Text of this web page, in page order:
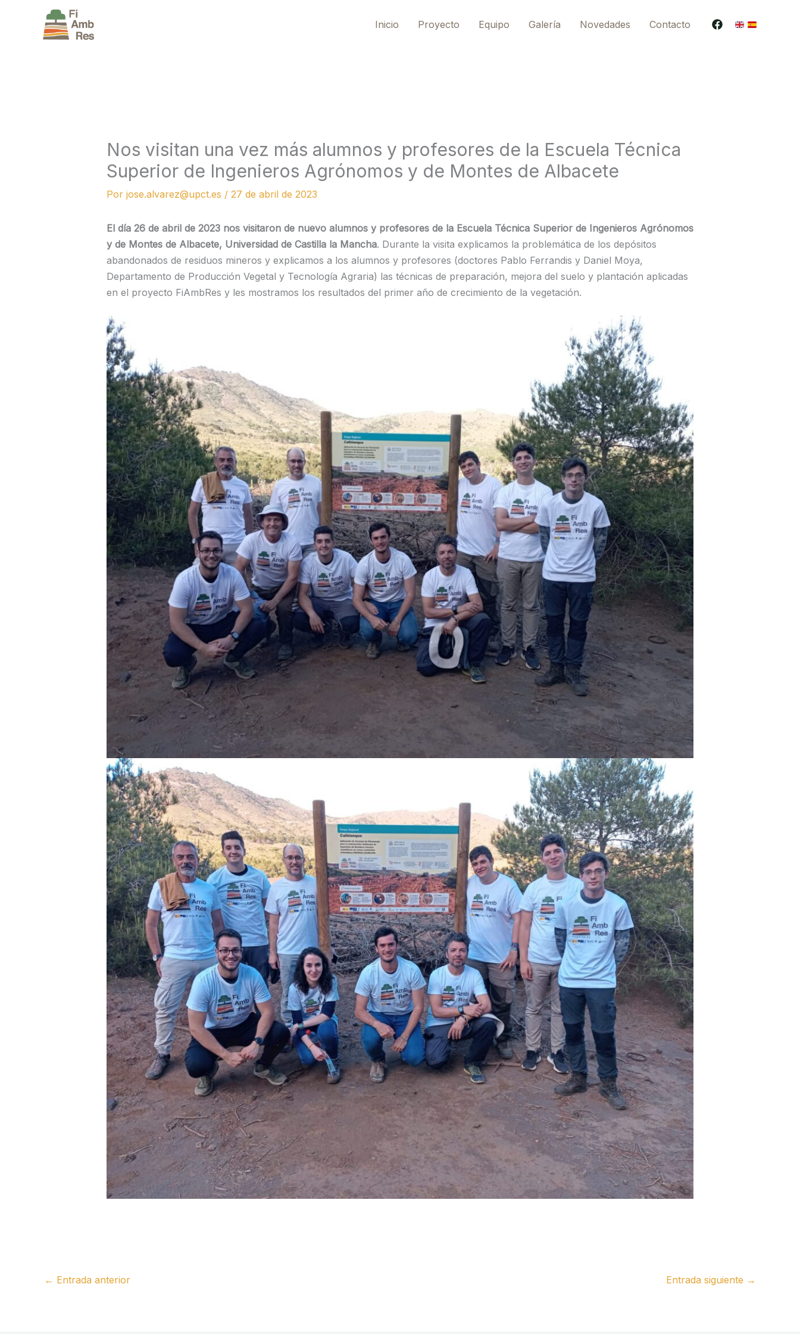
contenido
Inicio Proyecto Equipo Galería Novedades Contacto
Nos visitan una vez más alumnos y profesores de la Escuela Técnica
Superior de Ingenieros Agrónomos y de Montes de Albacete
Por jose.alvarez@upct.es / 27 de abril de 2023
El día 26 de abril de 2023 nos visitaron de nuevo alumnos y profesores de la Escuela Técnica Superior de Ingenieros Agrónomos
y de Montes de Albacete, Universidad de Castilla la Mancha. Durante la visita explicamos la problemática de los depósitos
abandonados de residuos mineros y explicamos a los alumnos y profesores (doctores Pablo Ferrandis y Daniel Moya,
Departamento de Producción Vegetal y Tecnología Agraria) las técnicas de preparación, mejora del suelo y plantación aplicadas
en el proyecto FiAmbRes y les mostramos los resultados del primer año de crecimiento de la vegetación.
← Entrada anterior Entrada siguiente →